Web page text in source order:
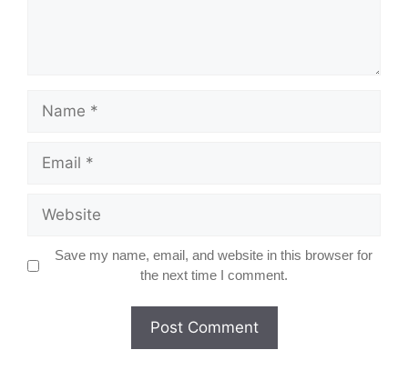
Name
Email
Website
Save my name, email, and website in this browser for
the next time I comment.